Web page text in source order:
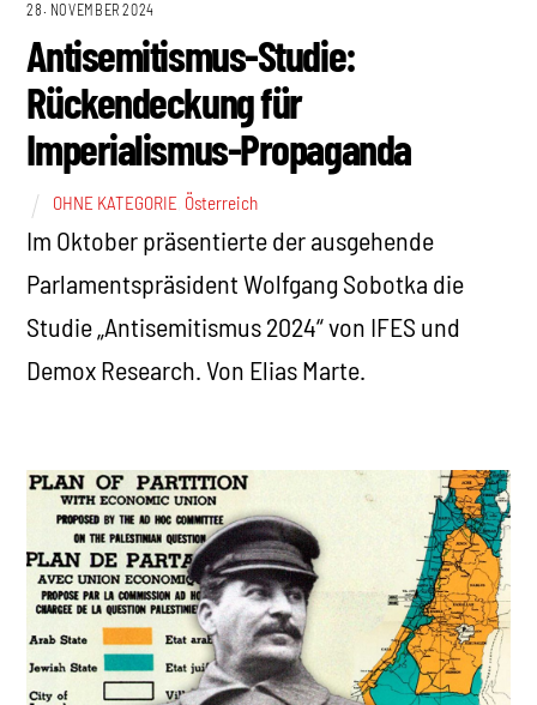
28. NOVEMBER 2024
Antisemitismus-Studie:
Rückendeckung für
Imperialismus-Propaganda
OHNE KATEGORIE Österreich
Im Oktober präsentierte der ausgehende
Parlamentspräsident Wolfgang Sobotka die
Studie „Antisemitismus 2024“ von IFES und
Demox Research. Von Elias Marte.